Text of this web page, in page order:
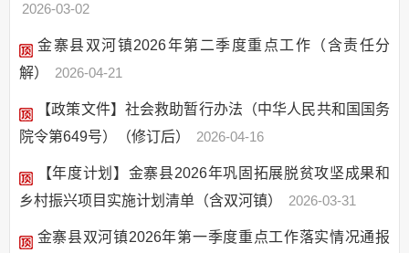
2026-03-02
金寨县双河镇2026年第二季度重点工作（含责任分
解）
2026-04-21
【政策文件】社会救助暂行办法（中华人民共和国国务
院令第649号）（修订后）
2026-04-16
【年度计划】金寨县2026年巩固拓展脱贫攻坚成果和
乡村振兴项目实施计划清单（含双河镇）
2026-03-31
金寨县双河镇2026年第一季度重点工作落实情况通报